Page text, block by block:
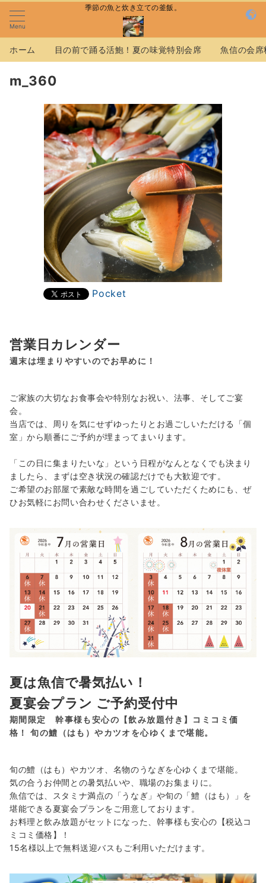
Menu
季節の魚と炊き立ての釜飯。
ホーム 目の前で踊る活鮑！夏の味覚特別会席 魚信の会席
m_360
Pocket
営業日カレンダー
週末は埋まりやすいのでお早めに！
ご家族の大切なお食事会や特別なお祝い、法事、そしてご宴
会。
当店では、周りを気にせずゆったりとお過ごしいただける「個
室」から順番にご予約が埋まってまいります。
「この日に集まりたいな」という日程がなんとなくでも決まり
ましたら、まずは空き状況の確認だけでも大歓迎です。
ご希望のお部屋で素敵な時間を過ごしていただくためにも、ぜ
ひお気軽にお問い合わせくださいませ。
夏は魚信で暑気払い！
夏宴会プラン ご予約受付中
期間限定 幹事様も安心の【飲み放題付き】コミコミ価
格！ 旬の鱧（はも）やカツオを心ゆくまで堪能。
旬の鱧（はも）やカツオ、名物のうなぎを心ゆくまで堪能。
気の合うお仲間との暑気払いや、職場のお集まりに。
魚信では、スタミナ満点の「うなぎ」や旬の「鱧（はも）」を
堪能できる夏宴会プランをご用意しております。
お料理と飲み放題がセットになった、幹事様も安心の【税込コ
ミコミ価格】！
15名様以上で無料送迎バスもご利用いただけます。